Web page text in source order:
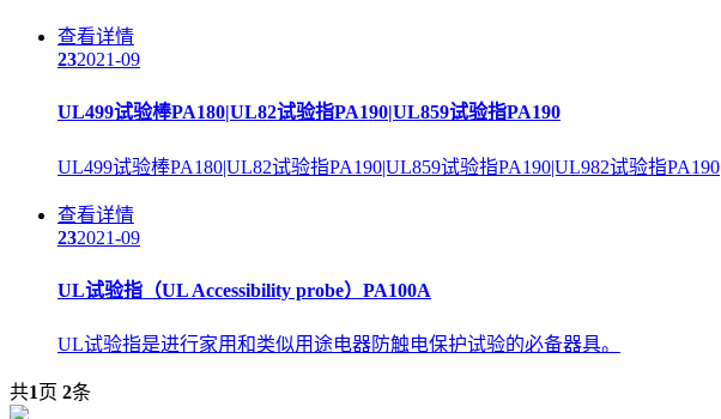
查看详情
232021-09
UL499试验棒PA180|UL82试验指PA190|UL859试验指PA190
UL499试验棒PA180|UL82试验指PA190|UL859试验指PA190|UL982试验指PA190
查看详情
232021-09
UL试验指（UL Accessibility probe）PA100A
UL试验指是进行家用和类似用途电器防触电保护试验的必备器具。
共1页 2条